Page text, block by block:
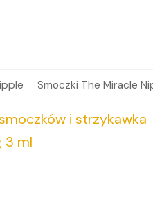
Smoczki The Miracle